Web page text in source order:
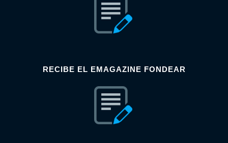
RECIBE EL EMAGAZINE FONDEAR